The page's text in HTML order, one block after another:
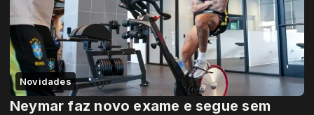
Novidades
Neymar faz novo exame e segue sem